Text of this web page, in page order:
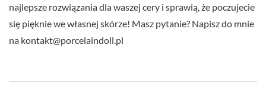
najlepsze rozwiązania dla waszej cery i sprawią, że poczujecie
się pięknie we własnej skórze! Masz pytanie? Napisz do mnie
na kontakt@porcelaindoll.pl